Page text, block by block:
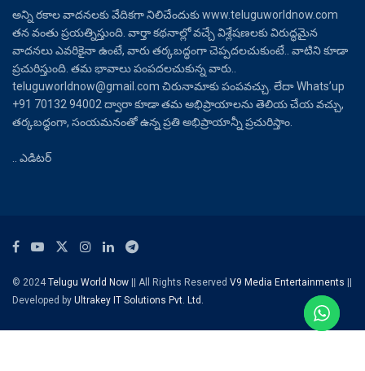
అన్ని రకాల వాదనలకు వేదికగా నిలిచేందుకు www.teluguworldnow.com
తన వంతు ప్రయత్నిస్తుంది. వార్తా కథనాల్లో వచ్చే విశ్లేషణలకు విరుద్ధమైన
వాదనలు ఎవరికైనా ఉంటే, వారు తర్కబద్ధంగా చెప్పదలచుకుంటే.. వాటిని కూడా
ప్రచురిస్తుంది. తమ భావాలు పంపదలచుకున్న వారు..
teluguworldnow@gmail.com చిరునామాకు పంపవచ్చు. లేదా Whats’up
+91 70132 94002 ద్వారా కూడా తమ అభిప్రాయాలను తెలియ చేయ వచ్చు,
తర్కబద్ధంగా, సంయమనంతో ఉన్న ప్రతి అభిప్రాయాన్నీ ప్రచురిస్తాం.
.. ఎడిటర్
© 2024Telugu World Now || All Rights Reserved V9 Media Entertainments ||
Developed by Ultrakey IT Solutions Pvt. Ltd.